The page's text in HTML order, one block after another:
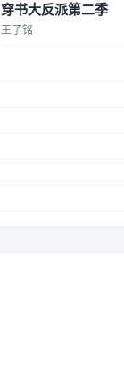
穿书大反派第二季
王子铭